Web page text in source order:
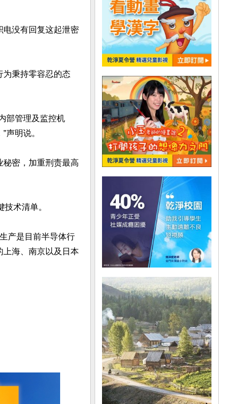
电没有回复这起泄密
为秉持零容忍的态
部管理及监控机
声明说。
密，加重刑责最高
术清单。
产是目前半导体行
海、南京以及日本